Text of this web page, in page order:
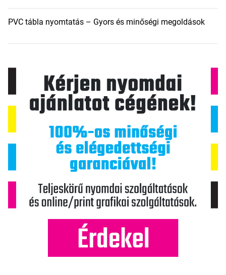
PVC tábla nyomtatás – Gyors és minőségi megoldások